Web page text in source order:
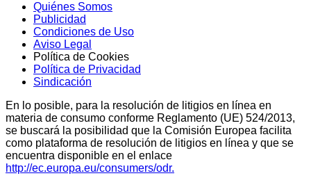
Quiénes Somos
Publicidad
Condiciones de Uso
Aviso Legal
Política de Cookies
Política de Privacidad
Sindicación
En lo posible, para la resolución de litigios en línea en
materia de consumo conforme Reglamento (UE) 524/2013,
se buscará la posibilidad que la Comisión Europea facilita
como plataforma de resolución de litigios en línea y que se
encuentra disponible en el enlace
http://ec.europa.eu/consumers/odr.